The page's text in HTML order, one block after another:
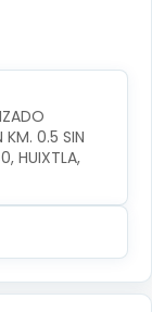
KM. 0.5 SIN
HUIXTLA,